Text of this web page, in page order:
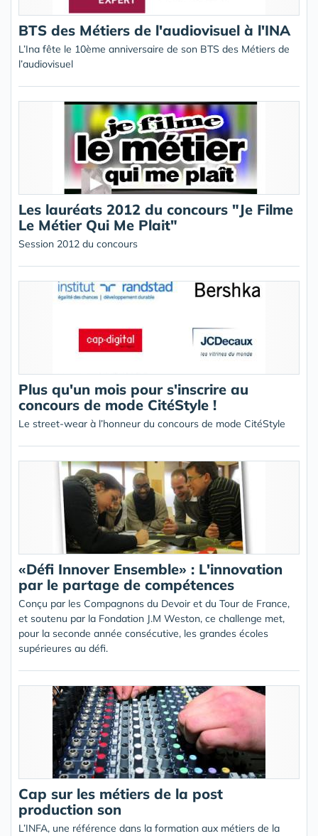
BTS des Métiers de l'audiovisuel à l'INA
L’Ina fête le 10ème anniversaire de son BTS des Métiers de
l’audiovisuel
Les lauréats 2012 du concours "Je Filme
Le Métier Qui Me Plait"
Session 2012 du concours
Plus qu'un mois pour s'inscrire au
concours de mode CitéStyle !
Le street-wear à l’honneur du concours de mode CitéStyle
«Défi Innover Ensemble» : L'innovation
par le partage de compétences
Conçu par les Compagnons du Devoir et du Tour de France,
et soutenu par la Fondation J.M Weston, ce challenge met,
pour la seconde année consécutive, les grandes écoles
supérieures au défi.
Cap sur les métiers de la post
production son
L’INFA, une référence dans la formation aux métiers de la